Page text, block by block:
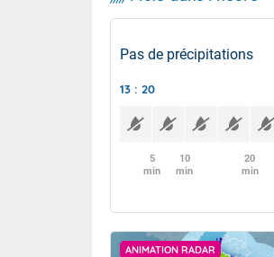
Pas de précipitations
13 : 20
5
min
10
min
20
min
ANIMATION RADAR